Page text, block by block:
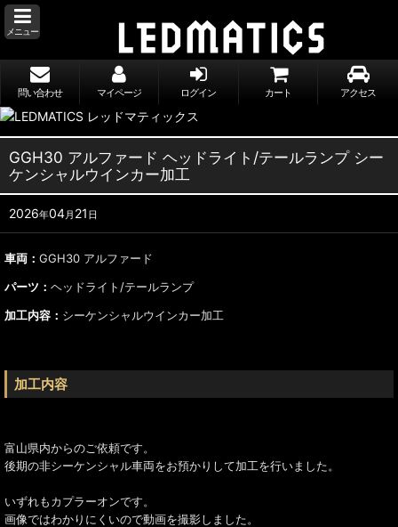
メニュー
問い合わせ マイページ ログイン カート アクセス
GGH30 アルファード ヘッドライト/テールランプ シー
ケンシャルウインカー加工
2026年04月 21 日
車両： GGH30 アルファード
パーツ： ヘッドライト/テールランプ
加工内容： シーケンシャルウインカー加工
加工内容
富山県内からのご依頼です。
後期の非シーケンシャル車両をお預かりして加工を行いました。
いずれもカプラーオンです。
画像ではわかりにくいので動画を撮影しました。